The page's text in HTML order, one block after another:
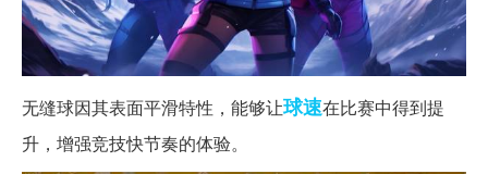
无缝球因其表面平滑特性，能够让球速在比赛中得到提
升，增强竞技快节奏的体验。